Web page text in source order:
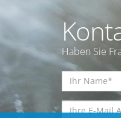
Haben Sie